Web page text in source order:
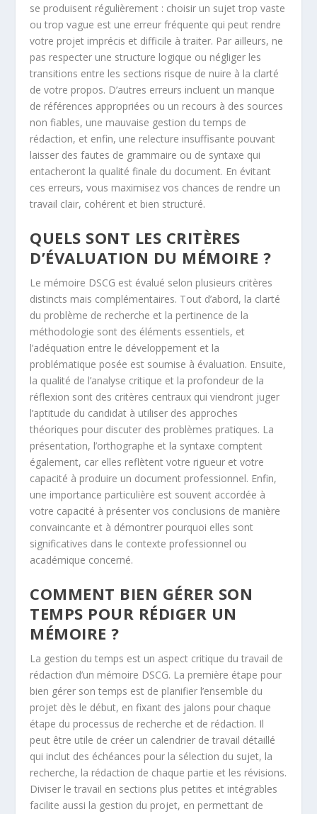
se produisent régulièrement : choisir un sujet trop vaste
ou trop vague est une erreur fréquente qui peut rendre
votre projet imprécis et difficile à traiter. Par ailleurs, ne
pas respecter une structure logique ou négliger les
transitions entre les sections risque de nuire à la clarté
de votre propos. D’autres erreurs incluent un manque
de références appropriées ou un recours à des sources
non fiables, une mauvaise gestion du temps de
rédaction, et enfin, une relecture insuffisante pouvant
laisser des fautes de grammaire ou de syntaxe qui
entacheront la qualité finale du document. En évitant
ces erreurs, vous maximisez vos chances de rendre un
travail clair, cohérent et bien structuré.
QUELS SONT LES CRITÈRES
D’ÉVALUATION DU MÉMOIRE ?
Le mémoire DSCG est évalué selon plusieurs critères
distincts mais complémentaires. Tout d’abord, la clarté
du problème de recherche et la pertinence de la
méthodologie sont des éléments essentiels, et
l’adéquation entre le développement et la
problématique posée est soumise à évaluation. Ensuite,
la qualité de l’analyse critique et la profondeur de la
réflexion sont des critères centraux qui viendront juger
l’aptitude du candidat à utiliser des approches
théoriques pour discuter des problèmes pratiques. La
présentation, l’orthographe et la syntaxe comptent
également, car elles reflètent votre rigueur et votre
capacité à produire un document professionnel. Enfin,
une importance particulière est souvent accordée à
votre capacité à présenter vos conclusions de manière
convaincante et à démontrer pourquoi elles sont
significatives dans le contexte professionnel ou
académique concerné.
COMMENT BIEN GÉRER SON
TEMPS POUR RÉDIGER UN
MÉMOIRE ?
La gestion du temps est un aspect critique du travail de
rédaction d’un mémoire DSCG. La première étape pour
bien gérer son temps est de planifier l’ensemble du
projet dès le début, en fixant des jalons pour chaque
étape du processus de recherche et de rédaction. Il
peut être utile de créer un calendrier de travail détaillé
qui inclut des échéances pour la sélection du sujet, la
recherche, la rédaction de chaque partie et les révisions.
Diviser le travail en sections plus petites et intégrables
facilite aussi la gestion du projet, en permettant de